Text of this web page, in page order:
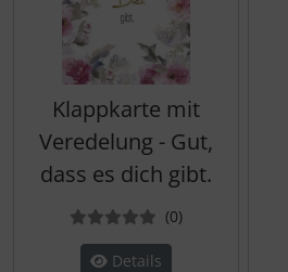
Klappkarte mit
Veredelung - Gut,
dass es dich gibt.
(0Bewertungen
)
Details